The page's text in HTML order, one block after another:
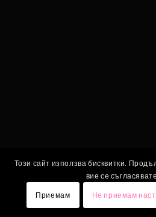
Този сайт използва бисквитки.
вие се
Приемам Не приемам